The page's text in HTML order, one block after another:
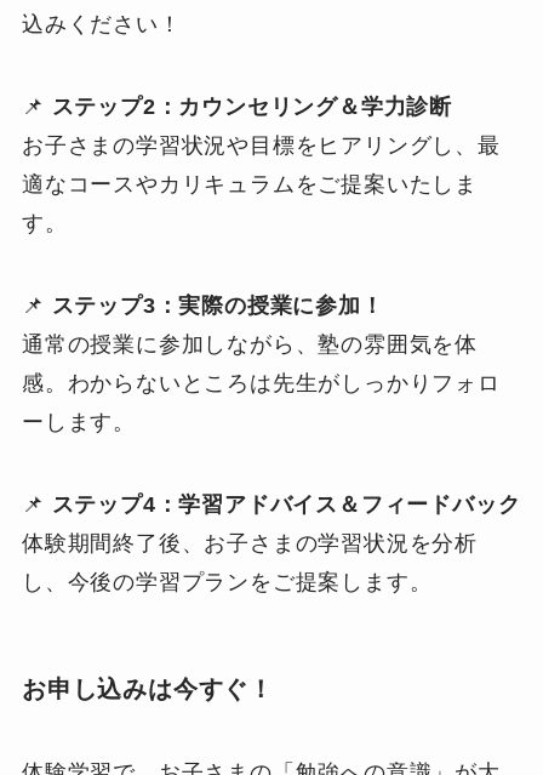
込みください！
📌 ステップ2：カウンセリング＆学力診断
お子さまの学習状況や目標をヒアリングし、最
適なコースやカリキュラムをご提案いたしま
す。
📌 ステップ3：実際の授業に参加！
通常の授業に参加しながら、塾の雰囲気を体
感。わからないところは先生がしっかりフォロ
ーします。
📌 ステップ4：学習アドバイス＆フィードバック
体験期間終了後、お子さまの学習状況を分析
し、今後の学習プランをご提案します。
お申し込みは今すぐ！